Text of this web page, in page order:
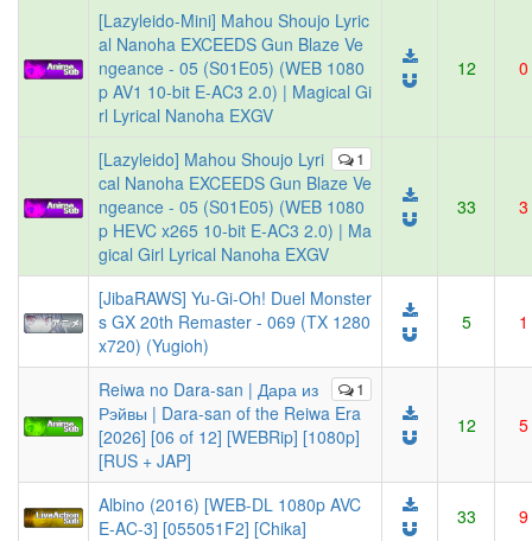
[Lazyleido-Mini] Mahou Shoujo Lyric
al Nanoha EXCEEDS Gun Blaze Ve
ngeance - 05 (S01E05) (WEB 1080
p AV1 10-bit E-AC3 2.0) | Magical Gi
rl Lyrical Nanoha EXGV
12 0
1
[Lazyleido] Mahou Shoujo Lyri
cal Nanoha EXCEEDS Gun Blaze Ve
ngeance - 05 (S01E05) (WEB 1080
p HEVC x265 10-bit E-AC3 2.0) | Ma
gical Girl Lyrical Nanoha EXGV
33 3
[JibaRAWS] Yu-Gi-Oh! Duel Monster
s GX 20th Remaster - 069 (TX 1280
x720) (Yugioh)
5 1
1
Reiwa no Dara-san | Дара из
Рэйвы | Dara-san of the Reiwa Era
[2026] [06 of 12] [WEBRip] [1080p]
[RUS + JAP]
12 5
Albino (2016) [WEB-DL 1080p AVC
E-AC-3] [055051F2] [Chika]
33 9